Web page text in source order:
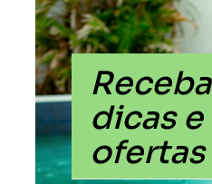
Receba
dicas e
ofertas